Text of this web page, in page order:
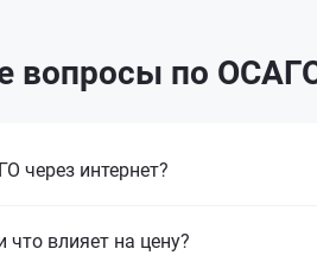
вопросы по ОСАГО
через интернет?
влияет на цену?